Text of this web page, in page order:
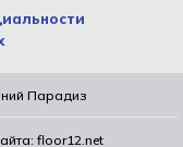
Парадиз
floor12.net